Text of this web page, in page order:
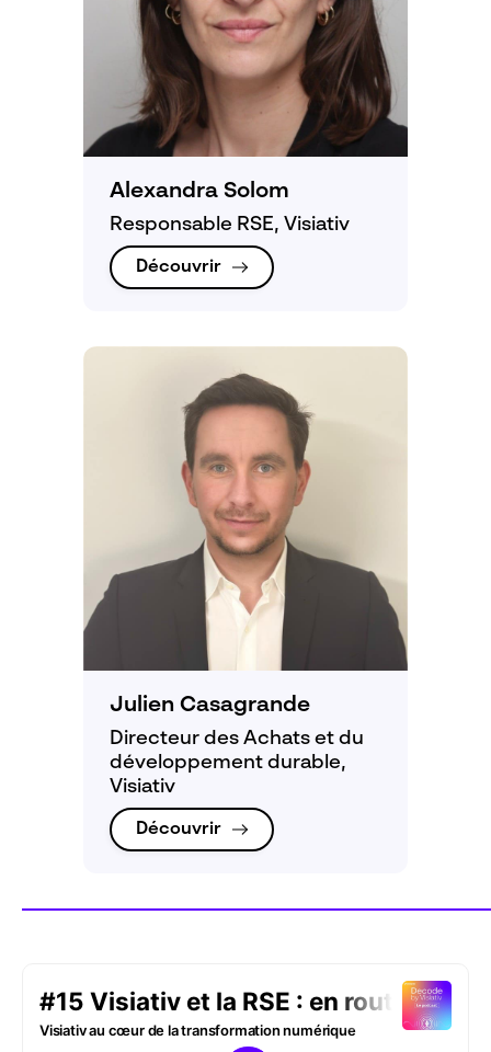
Alexandra Solom
Responsable RSE, Visiativ
Découvrir
Julien Casagrande
Directeur des Achats et du
développement durable,
Visiativ
Découvrir